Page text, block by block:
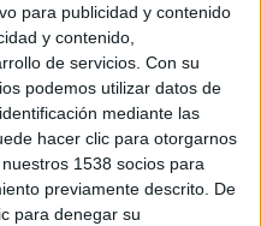
para publicidad y contenido
y contenido,
de servicios. Con su
podemos utilizar datos de
mediante las
hacer clic para otorgarnos
1538 socios para
previamente descrito. De
para denegar su
que al cambiar su físico,
a la crítica, y recibe mayor
haceChristian Baledesde
uno de los actores más
cambios que hace en su
torno a David Walsh